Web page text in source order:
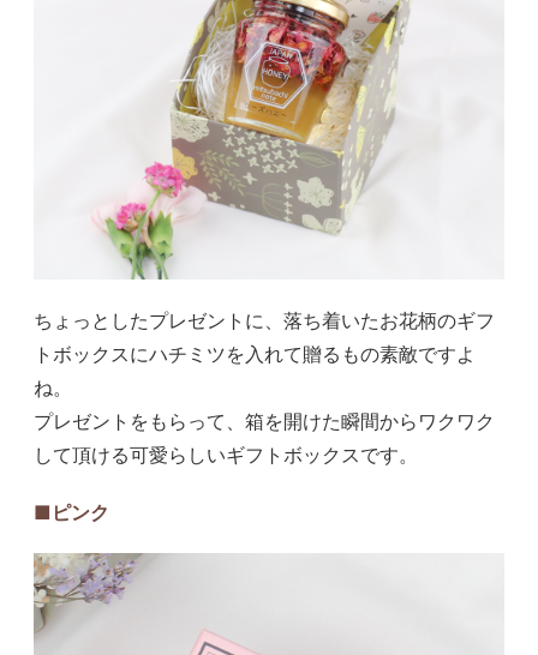
ちょっとしたプレゼントに、落ち着いたお花柄のギフ
トボックスにハチミツを入れて贈るもの素敵ですよ
ね。
プレゼントをもらって、箱を開けた瞬間からワクワク
して頂ける可愛らしいギフトボックスです。
■ピンク